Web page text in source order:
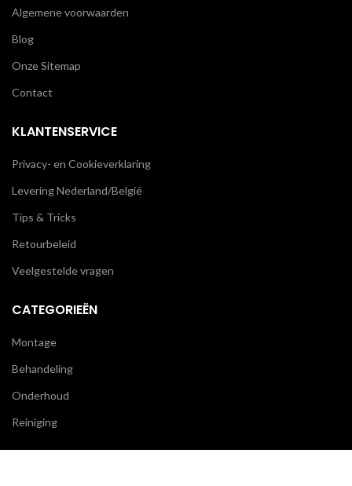
Algemene voorwaarden
Blog
Onze Sitemap
Contact
KLANTENSERVICE
Privacy- en Cookieverklaring
Levering Nederland/België
Tips & Tricks
Retourbeleid
Veelgestelde vragen
CATEGORIEËN
Montage
Behandeling
Onderhoud
Reiniging